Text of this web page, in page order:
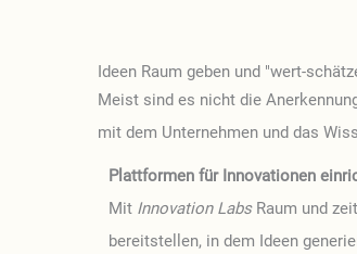
Ideen Raum geben und "wert-
Meist sind es nicht die
mit dem Unternehmen und das
Plattformen für Innovationen
Mit Innovation LabsRaum und
bereitstellen, in dem Ideen